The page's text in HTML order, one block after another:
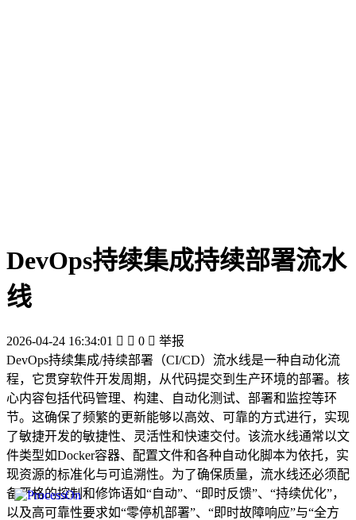
DevOps持续集成持续部署流水
线
2026-04-24 16:34:01   0  举报
DevOps持续集成/持续部署（CI/CD）流水线是一种自动化流
程，它贯穿软件开发周期，从代码提交到生产环境的部署。核
心内容包括代码管理、构建、自动化测试、部署和监控等环
节。这确保了频繁的更新能够以高效、可靠的方式进行，实现
了敏捷开发的敏捷性、灵活性和快速交付。该流水线通常以文
件类型如Docker容器、配置文件和各种自动化脚本为依托，实
现资源的标准化与可追溯性。为了确保质量，流水线还必须配
备严格的控制和修饰语如“自动”、“即时反馈”、“持续优化”，
以及高可靠性要求如“零停机部署”、“即时故障响应”与“全方